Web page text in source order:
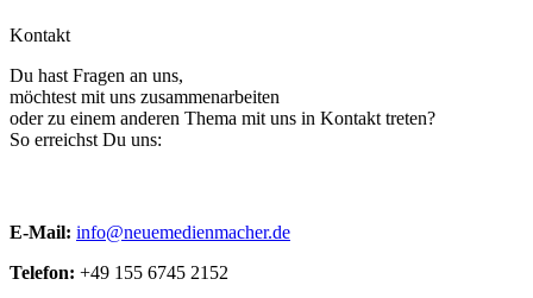
Kontakt
Du hast Fragen an uns,
möchtest mit uns zusammenarbeiten
oder zu einem anderen Thema mit uns in Kontakt treten?
So erreichst Du uns:
E-Mail: info@neuemedienmacher.de
Telefon: +49 155 6745 2152